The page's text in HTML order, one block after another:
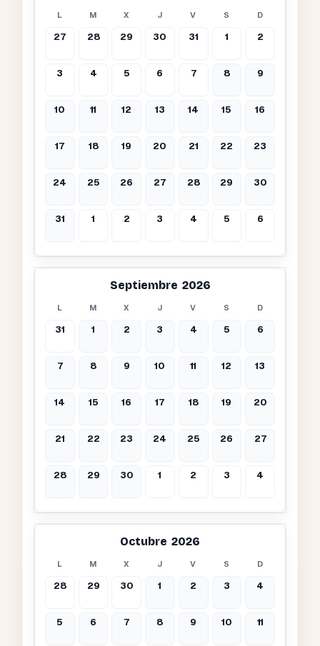
L M X J V S D
27 28 29 30 31 1 2
3 4 5 6 7 8 9
10 11 12 13 14 15 16
17 18 19 20 21 22 23
24 25 26 27 28 29 30
31 1 2 3 4 5 6
Septiembre 2026
L M X J V S D
31 1 2 3 4 5 6
7 8 9 10 11 12 13
14 15 16 17 18 19 20
21 22 23 24 25 26 27
28 29 30 1 2 3 4
Octubre 2026
L M X J V S D
28 29 30 1 2 3 4
5 6 7 8 9 10 11